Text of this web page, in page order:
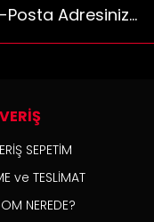
SEPETİM
ve TESLİMAT
NEREDE?